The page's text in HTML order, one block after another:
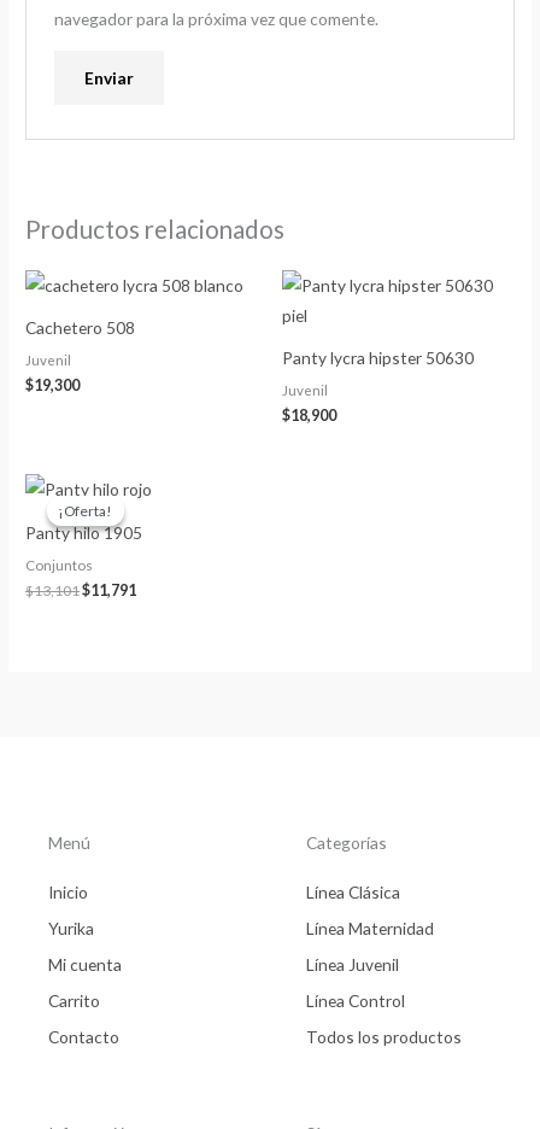
navegador para la próxima vez que comente.
Productos relacionados
Cachetero 508
Juvenil
$19,300
Panty lycra hipster 50630
Juvenil
$18,900
¡Oferta!
¡Oferta!
Panty hilo 1905
Conjuntos
$13,101
El
precio
original
era:
$13,101.
$11,791
El
precio
es:
Menú
Inicio
Yurika
Mi cuenta
Carrito
Contacto
Categorías
Línea Clásica
Línea Maternidad
Línea Juvenil
Línea Control
Todos los productos